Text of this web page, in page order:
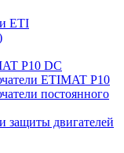
ETI
P10 DC
ETIMAT P10
постоянного
защиты двигателей